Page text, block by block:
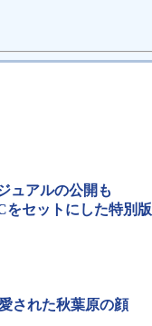
ュアルの公開も
をセットにした特別版
された秋葉原の顔